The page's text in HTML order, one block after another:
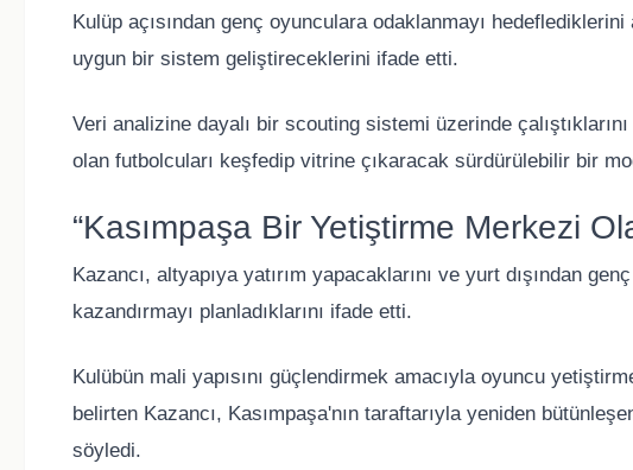
Kulüp açısından genç oyunculara odaklanmayı
uygun bir sistem geliştireceklerini ifade etti.
Veri analizine dayalı bir scouting sistemi üzerinde
olan futbolcuları keşfedip vitrine çıkaracak sürdürülebilir bir
“Kasımpaşa Bir Yetiştirme Merkezi
Kazancı, altyapıya yatırım yapacaklarını ve yurt dışından
kazandırmayı planladıklarını ifade etti.
Kulübün mali yapısını güçlendirmek amacıyla oyuncu
belirten Kazancı, Kasımpaşa'nın taraftarıyla yeniden
söyledi.